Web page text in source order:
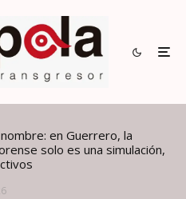
en Guerrero, la
solo es una simulación,